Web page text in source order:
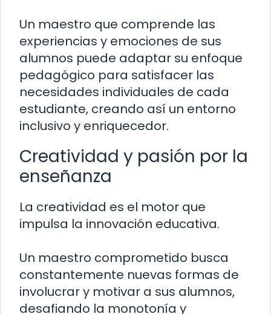
Un maestro que comprende las
experiencias y emociones de sus
alumnos puede adaptar su enfoque
pedagógico para satisfacer las
necesidades individuales de cada
estudiante, creando así un entorno
inclusivo y enriquecedor.
Creatividad y pasión por la
enseñanza
La creatividad es el motor que
impulsa la innovación educativa.
Un maestro comprometido busca
constantemente nuevas formas de
involucrar y motivar a sus alumnos,
desafiando la monotonía y